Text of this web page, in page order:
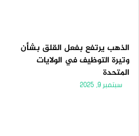
الذهب يرتفع بفعل القلق بشأن
وتيرة التوظيف في الولايات
المتحدة
سبتمبر 9, 2025